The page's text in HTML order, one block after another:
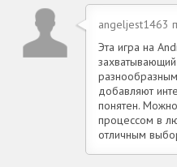
angeljest1463
Эта игра на
добавляют
понятен.
процессом в
отличным